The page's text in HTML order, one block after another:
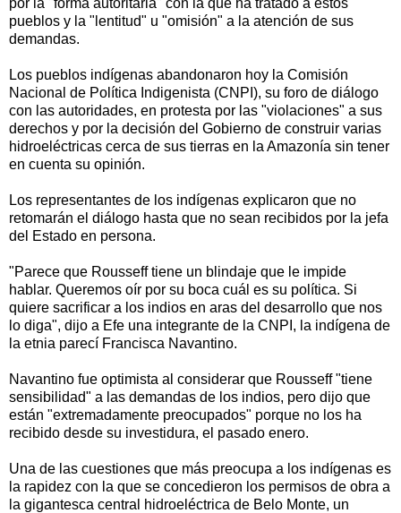
pueblos y la "lentitud" u "omisión" a la atención de sus
demandas.
Los pueblos indígenas abandonaron hoy la Comisión
Nacional de Política Indigenista (CNPI), su foro de diálogo
con las autoridades, en protesta por las "violaciones" a sus
derechos y por la decisión del Gobierno de construir varias
hidroeléctricas cerca de sus tierras en la Amazonía sin tener
en cuenta su opinión.
Los representantes de los indígenas explicaron que no
retomarán el diálogo hasta que no sean recibidos por la jefa
del Estado en persona.
"Parece que Rousseff tiene un blindaje que le impide
hablar. Queremos oír por su boca cuál es su política. Si
quiere sacrificar a los indios en aras del desarrollo que nos
lo diga", dijo a Efe una integrante de la CNPI, la indígena de
la etnia parecí Francisca Navantino.
Navantino fue optimista al considerar que Rousseff "tiene
sensibilidad" a las demandas de los indios, pero dijo que
están "extremadamente preocupados" porque no los ha
recibido desde su investidura, el pasado enero.
Una de las cuestiones que más preocupa a los indígenas es
la rapidez con la que se concedieron los permisos de obra a
la gigantesca central hidroeléctrica de Belo Monte, un